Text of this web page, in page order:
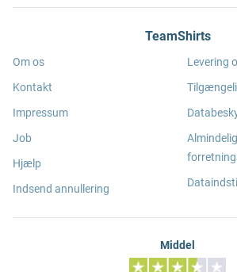
TeamShirts
Om os
Kontakt
Impressum
Job
Hjælp
Indsend annullering
Levering
Middel